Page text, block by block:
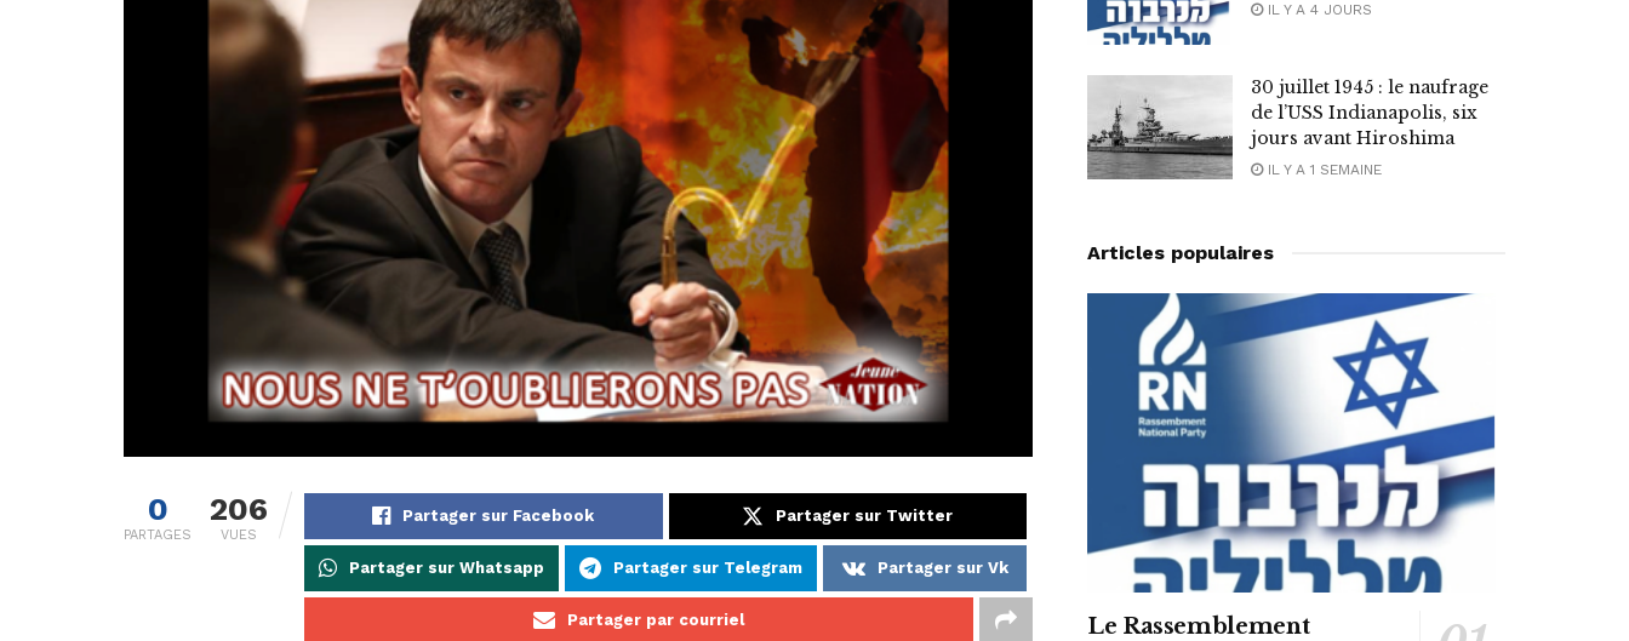
0
PARTAGES
206
VUES
Partager sur Facebook Partager sur Twitter
Partager sur Whatsapp Partager sur Telegram Partager sur Vk
Partager par courriel
IL Y A 4 JOURS
30 juillet 1945 : le naufrage
de l’USS Indianapolis, six
jours avant Hiroshima
IL Y A 1 SEMAINE
Articles populaires
Le Rassemblement